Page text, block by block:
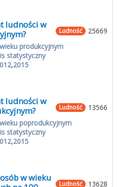
25669
Ludność
ludności w
produkcyjnym
statystyczny
13566
Ludność
ludności w
poprodukcyjnym
statystyczny
13628
Ludność
w wieku